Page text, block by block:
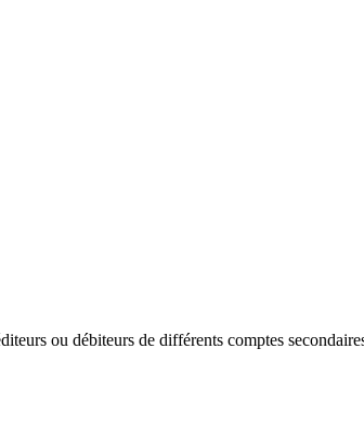
ou débiteurs de différents comptes